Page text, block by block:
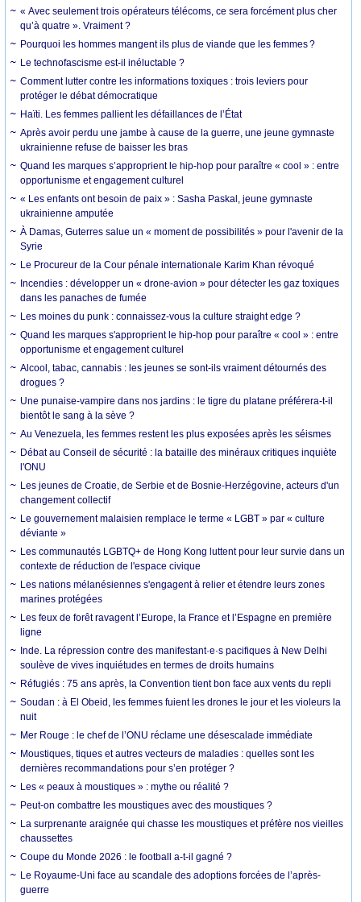
« Avec seulement trois opérateurs télécoms, ce sera forcément plus cher
qu’à quatre ». Vraiment ?
Pourquoi les hommes mangent ils plus de viande que les femmes ?
Le technofascisme est-il inéluctable ?
Comment lutter contre les informations toxiques : trois leviers pour
protéger le débat démocratique
Haïti. Les femmes pallient les défaillances de l’État
Après avoir perdu une jambe à cause de la guerre, une jeune gymnaste
ukrainienne refuse de baisser les bras
Quand les marques s’approprient le hip-hop pour paraître « cool » : entre
opportunisme et engagement culturel
« Les enfants ont besoin de paix » : Sasha Paskal, jeune gymnaste
ukrainienne amputée
À Damas, Guterres salue un « moment de possibilités » pour l'avenir de la
Syrie
Le Procureur de la Cour pénale internationale Karim Khan révoqué
Incendies : développer un « drone-avion » pour détecter les gaz toxiques
dans les panaches de fumée
Les moines du punk : connaissez-vous la culture straight edge ?
Quand les marques s'approprient le hip-hop pour paraître « cool » : entre
opportunisme et engagement culturel
Alcool, tabac, cannabis : les jeunes se sont-ils vraiment détournés des
drogues ?
Une punaise-vampire dans nos jardins : le tigre du platane préférera-t-il
bientôt le sang à la sève ?
Au Venezuela, les femmes restent les plus exposées après les séismes
Débat au Conseil de sécurité : la bataille des minéraux critiques inquiète
l'ONU
Les jeunes de Croatie, de Serbie et de Bosnie-Herzégovine, acteurs d'un
changement collectif
Le gouvernement malaisien remplace le terme « LGBT » par « culture
déviante »
Les communautés LGBTQ+ de Hong Kong luttent pour leur survie dans un
contexte de réduction de l'espace civique
Les nations mélanésiennes s'engagent à relier et étendre leurs zones
marines protégées
Les feux de forêt ravagent l’Europe, la France et l’Espagne en première
ligne
Inde. La répression contre des manifestant·e·s pacifiques à New Delhi
soulève de vives inquiétudes en termes de droits humains
Réfugiés : 75 ans après, la Convention tient bon face aux vents du repli
Soudan : à El Obeid, les femmes fuient les drones le jour et les violeurs la
nuit
Mer Rouge : le chef de l’ONU réclame une désescalade immédiate
Moustiques, tiques et autres vecteurs de maladies : quelles sont les
dernières recommandations pour s’en protéger ?
Les « peaux à moustiques » : mythe ou réalité ?
Peut-on combattre les moustiques avec des moustiques ?
La surprenante araignée qui chasse les moustiques et préfère nos vieilles
chaussettes
Coupe du Monde 2026 : le football a-t-il gagné ?
Le Royaume-Uni face au scandale des adoptions forcées de l’après-
guerre